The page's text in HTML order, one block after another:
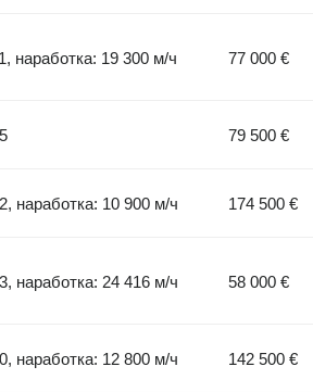
наработка: 19 300 м/ч 77 000 €
79 500 €
наработка: 10 900 м/ч 174 500 €
наработка: 24 416 м/ч 58 000 €
наработка: 12 800 м/ч 142 500 €